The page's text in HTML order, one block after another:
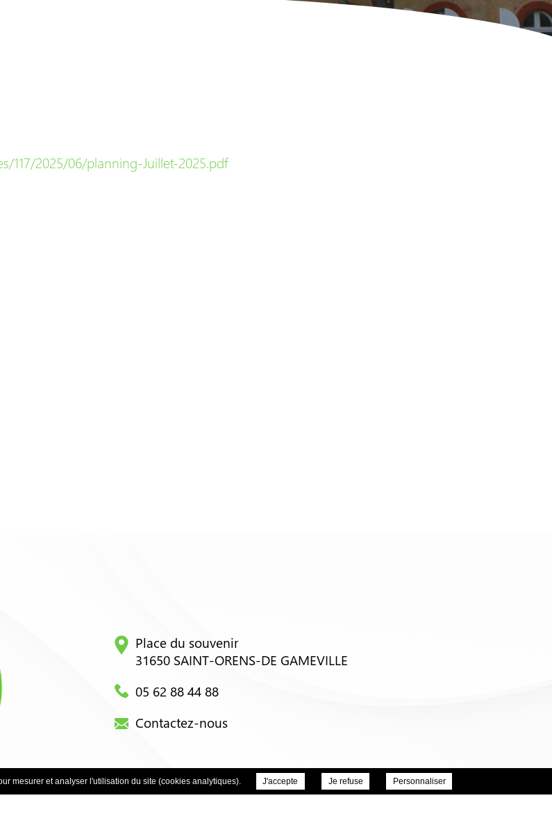
2025/06/planning-Juillet-2025.pdf
Place du souvenir
31650 SAINT-ORENS-DE GAMEVILLE
05 62 88 44 88
Contactez-nous
mesurer et analyser l'utilisation du site (cookies analytiques). J'accepte Je refuse Personnaliser